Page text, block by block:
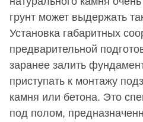
грунт может выдержать
Установка габаритных
предварительной
заранее залить
приступать к монтажу
камня или бетона. Это
под полом,